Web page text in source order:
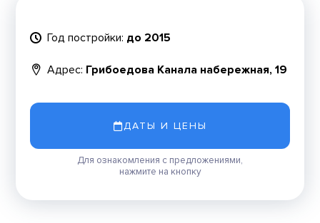
Год постройки: до 2015
Адрес: Грибоедова Канала набережная, 19
ДАТЫ И ЦЕНЫ
Для ознакомления с предложениями,
нажмите на кнопку